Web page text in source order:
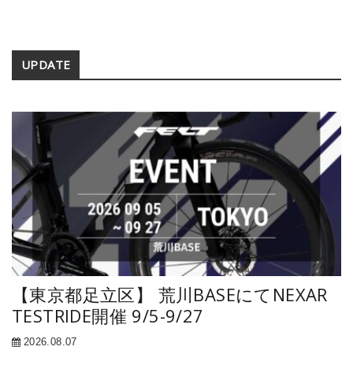
Secondary
UPDATE
【東京都足立区】 荒川BASEにてNEXAR
TESTRIDE開催 9/5-9/27
2026.08.07